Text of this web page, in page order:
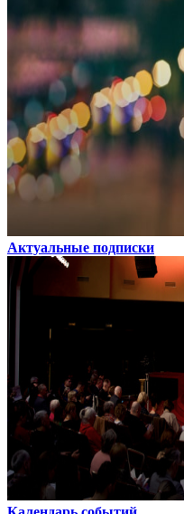
Актуальные подписки